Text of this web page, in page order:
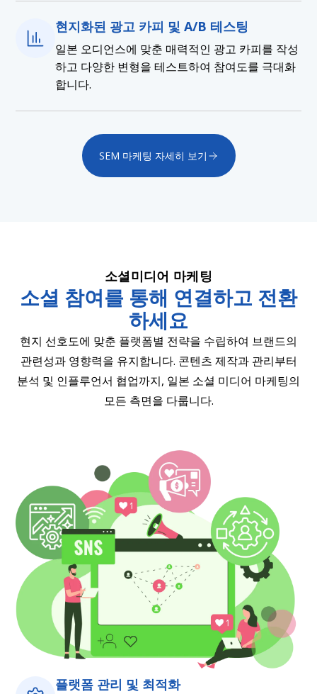
현지화된 광고 카피 및 A/B 테스팅
일본 오디언스에 맞춘 매력적인 광고 카피를 작성
하고 다양한 변형을 테스트하여 참여도를 극대화
합니다.
SEM 마케팅 자세히 보기
소셜미디어 마케팅
소셜 참여를 통해 연결하고 전환
하세요
현지 선호도에 맞춘 플랫폼별 전략을 수립하여 브랜드의
관련성과 영향력을 유지합니다. 콘텐츠 제작과 관리부터
분석 및 인플루언서 협업까지, 일본 소셜 미디어 마케팅의
모든 측면을 다룹니다.
플랫폼 관리 및 최적화